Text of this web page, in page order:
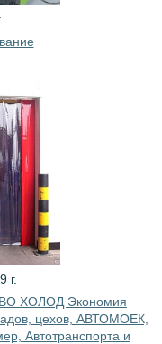
г.
ХОЛОД Экономия
цехов, АВТОМОЕК,
Автотранспорта и